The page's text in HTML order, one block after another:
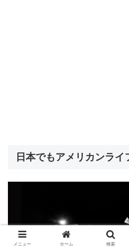
日本でもアメリカンライ
メニュー ホーム 検索